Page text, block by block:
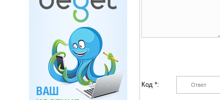
Код *: